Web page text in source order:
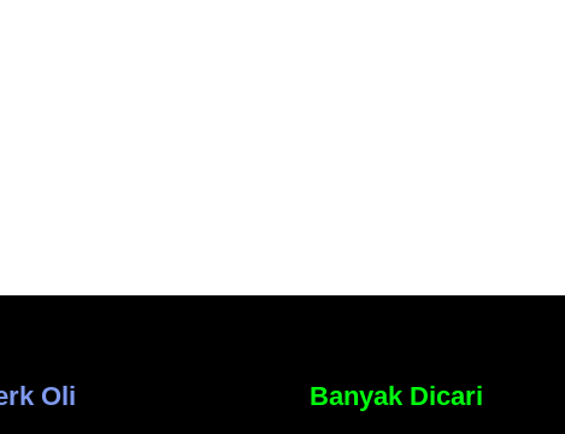
Oli Banyak Dicari